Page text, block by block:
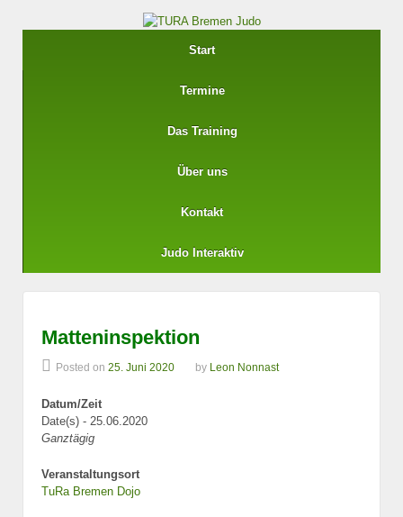
Start
Termine
Das Training
Über uns
Kontakt
Judo Interaktiv
Matteninspektion
Posted on 25. Juni 2020 by Leon Nonnast
Datum/Zeit
Date(s) - 25.06.2020
Ganztägig
Veranstaltungsort
TuRa Bremen Dojo